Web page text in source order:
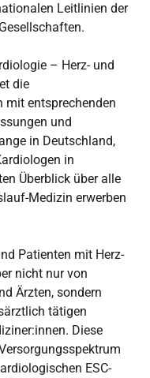
Leitlinien der
– Herz- und
die
mit entsprechenden
und
in Deutschland,
in
Überblick über alle
Medizin erwerben
Patienten mit Herz-
nicht nur von
Ärzten, sondern
tätigen
Diese
ESC-